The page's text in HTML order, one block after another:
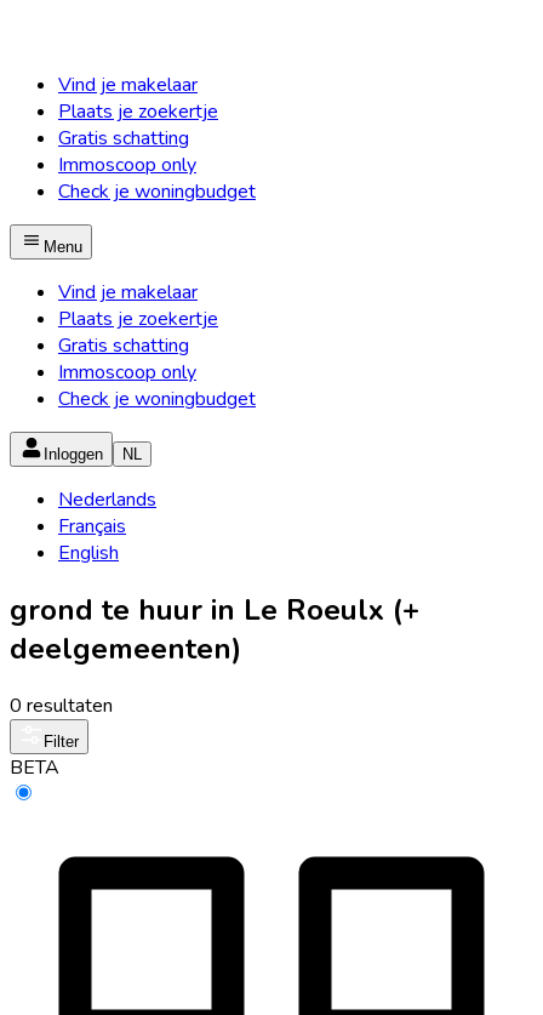
Vind je makelaar
Plaats je zoekertje
Gratis schatting
Immoscoop only
Check je woningbudget
Menu
Vind je makelaar
Plaats je zoekertje
Gratis schatting
Immoscoop only
Check je woningbudget
Inloggen NL
Nederlands
Français
English
grond te huur in Le Roeulx (+
deelgemeenten)
0 resultaten
Filter
BETA